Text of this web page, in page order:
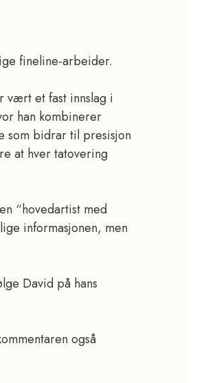
fineline-arbeider.
vært et fast innslag i
han kombinerer
som bidrar til presisjon
at hver tatovering
“hovedartist med
informasjonen, men
David på hans
også